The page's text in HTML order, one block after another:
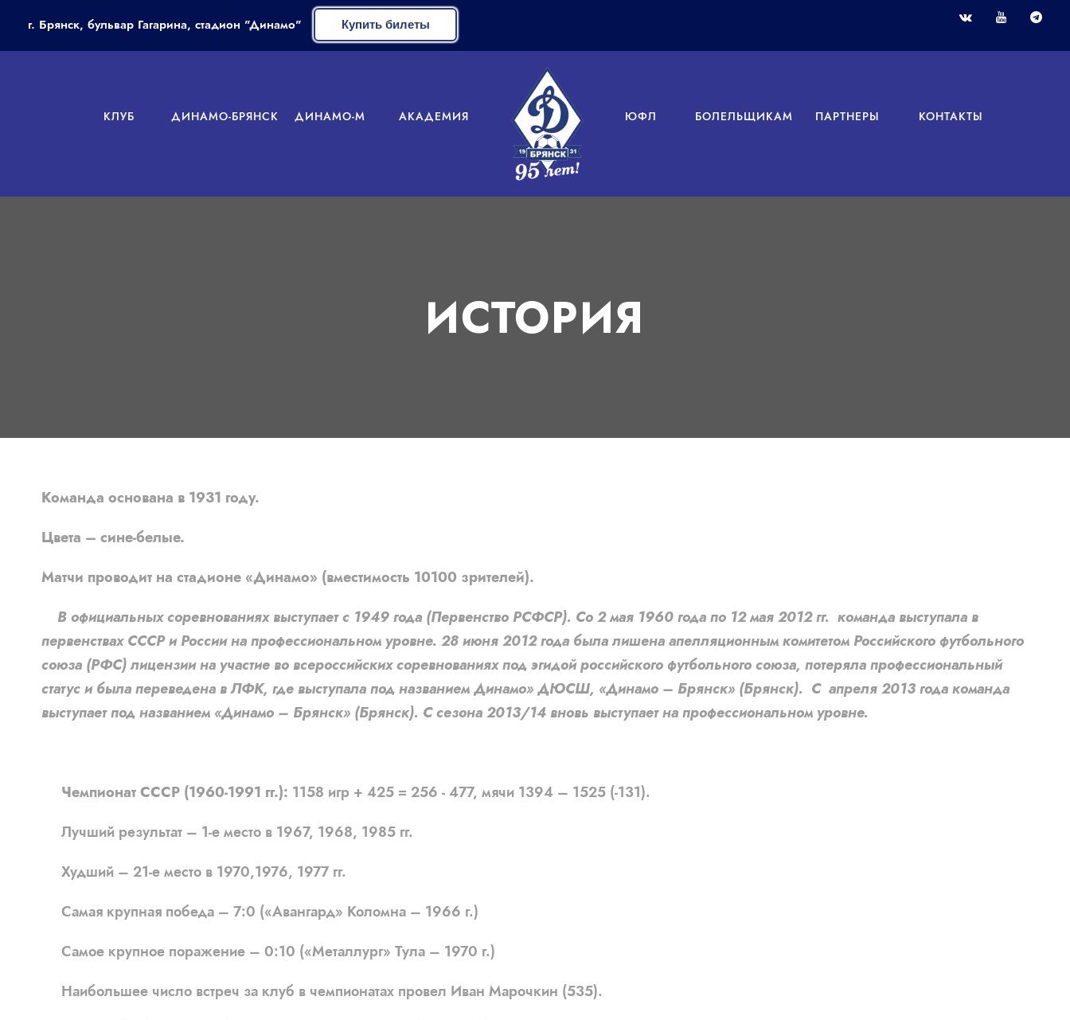
г. Брянск, бульвар Гагарина, стадион "Динамо" Купить билеты
КЛУБ ДИНАМО-БРЯНСК ДИНАМО-М АКАДЕМИЯ ЮФЛ БОЛЕЛЬЩИКАМ ПАРТНЕРЫ КОНТАКТЫ
ИСТОРИЯ
Команда основана в 1931 году.
Цвета – сине-белые.
Матчи проводит на стадионе «Динамо» (вместимость 10100 зрителей).
В официальных соревнованиях выступает с 1949 года (Первенство РСФСР). Со 2 мая 1960 года по 12 мая 2012 гг. команда выступала в
первенствах СССР и России на профессиональном уровне. 28 июня 2012 года была лишена апелляционным комитетом Российского футбольного
союза (РФС) лицензии на участие во всероссийских соревнованиях под эгидой российского футбольного союза, потеряла профессиональный
статус и была переведена в ЛФК, где выступала под названием Динамо» ДЮСШ, «Динамо – Брянск» (Брянск). С апреля 2013 года команда
выступает под названием «Динамо – Брянск» (Брянск). С сезона 2013/14 вновь выступает на профессиональном уровне.
Чемпионат СССР (1960-1991 гг.): 1158 игр + 425 = 256 - 477, мячи 1394 – 1525 (-131).
Лучший результат – 1-е место в 1967, 1968, 1985 гг.
Худший – 21-е место в 1970,1976, 1977 гг.
Самая крупная победа – 7:0 («Авангард» Коломна – 1966 г.)
Самое крупное поражение – 0:10 («Металлург» Тула – 1970 г.)
Наибольшее число встреч за клуб в чемпионатах провел Иван Марочкин (535).